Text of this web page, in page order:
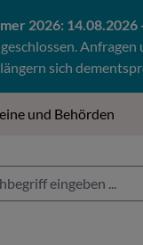
2026: 14.08.2026
sich
und Behörden